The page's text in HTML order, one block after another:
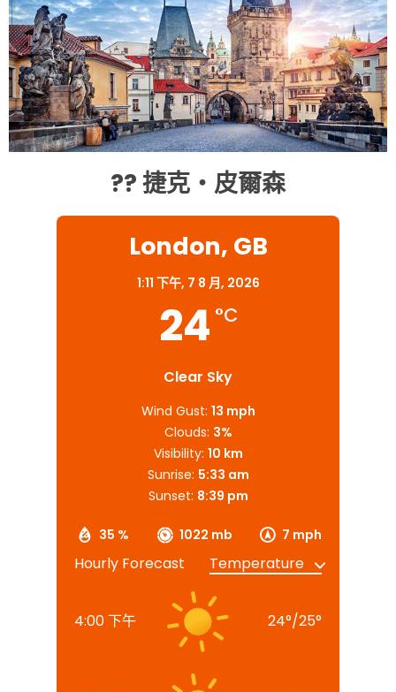
?? 捷克・皮爾森
London, GB
1:11 下午, 7 8 月, 2026
24 °C
Clear Sky
35 % 1022 mb 7 mph
Wind Gust: 13 mph
Clouds: 3%
Visibility: 10 km
Sunrise: 5:33 am
Sunset: 8:39 pm
Hourly Forecast
4:00 下午 24°/25°